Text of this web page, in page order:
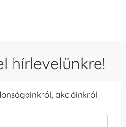
hírlevelünkre!
akcióinkról!